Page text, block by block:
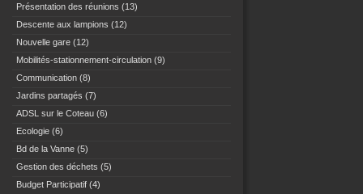
Présentation des réunions (13)
Descente aux lampions (12)
Nouvelle gare (12)
Mobilités-stationnement-circulation (9)
Communication (8)
Jardins partagés (7)
ADSL sur le Coteau (6)
Ecologie (6)
Bd de la Vanne (5)
Gestion des déchets (5)
Budget Participatif (4)